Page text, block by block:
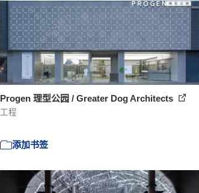
Progen 理型公园 / Greater Dog Architects
工程
添加书签